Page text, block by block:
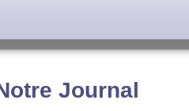
Journal
représente